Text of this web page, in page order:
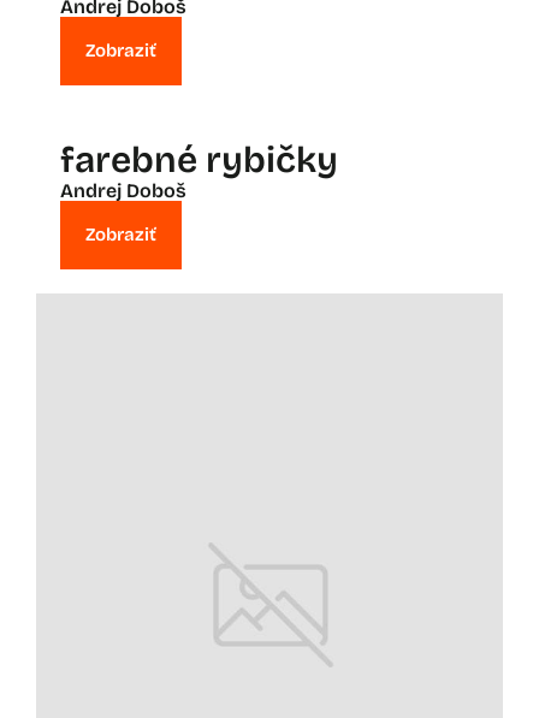
Andrej Doboš
Zobraziť
farebné rybičky
Andrej Doboš
Zobraziť